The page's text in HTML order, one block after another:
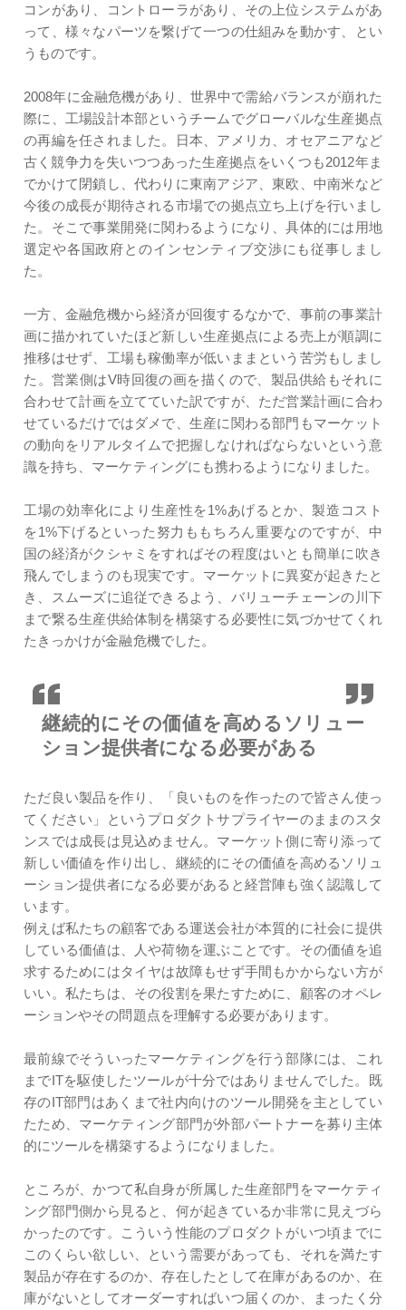
コンがあり、コントローラがあり、その上位システムがあ
って、様々なパーツを繋げて一つの仕組みを動かす、とい
うものです。
2008年に金融危機があり、世界中で需給バランスが崩れた
際に、工場設計本部というチームでグローバルな生産拠点
の再編を任されました。日本、アメリカ、オセアニアなど
古く競争力を失いつつあった生産拠点をいくつも2012年ま
でかけて閉鎖し、代わりに東南アジア、東欧、中南米など
今後の成長が期待される市場での拠点立ち上げを行いまし
た。そこで事業開発に関わるようになり、具体的には用地
選定や各国政府とのインセンティブ交渉にも従事しまし
た。
一方、金融危機から経済が回復するなかで、事前の事業計
画に描かれていたほど新しい生産拠点による売上が順調に
推移はせず、工場も稼働率が低いままという苦労もしまし
た。営業側はV時回復の画を描くので、製品供給もそれに
合わせて計画を立てていた訳ですが、ただ営業計画に合わ
せているだけではダメで、生産に関わる部門もマーケット
の動向をリアルタイムで把握しなければならないという意
識を持ち、マーケティングにも携わるようになりました。
工場の効率化により生産性を1%あげるとか、製造コスト
を1%下げるといった努力ももちろん重要なのですが、中
国の経済がクシャミをすればその程度はいとも簡単に吹き
飛んでしまうのも現実です。マーケットに異変が起きたと
き、スムーズに追従できるよう、バリューチェーンの川下
まで繋る生産供給体制を構築する必要性に気づかせてくれ
たきっかけが金融危機でした。
継続的にその価値を高める ソリュー
ション提供者になる必要がある
ただ良い製品を作り、「良いものを作ったので皆さん使っ
てください」というプロダクトサプライヤーのままのスタ
ンスでは成長は見込めません。マーケット側に寄り添って
新しい価値を作り出し、継続的にその価値を高めるソリュ
ーション提供者になる必要があると経営陣も強く認識して
います。
例えば私たちの顧客である運送会社が本質的に社会に提供
している価値は、人や荷物を運ぶことです。その価値を追
求するためにはタイヤは故障もせず手間もかからない方が
いい。私たちは、その役割を果たすために、顧客のオペレ
ーションやその問題点を理解する必要があります。
最前線でそういったマーケティングを行う部隊には、これ
までITを駆使したツールが十分ではありませんでした。既
存のIT部門はあくまで社内向けのツール開発を主としてい
たため、マーケティング部門が外部パートナーを募り主体
的にツールを構築するようになりました。
ところが、かつて私自身が所属した生産部門をマーケティ
ング部門側から見ると、何が起きているか非常に見えづら
かったのです。こういう性能のプロダクトがいつ頃までに
このくらい欲しい、という需要があっても、それを満たす
製品が存在するのか、存在したとして在庫があるのか、在
庫がないとしてオーダーすればいつ届くのか、まったく分